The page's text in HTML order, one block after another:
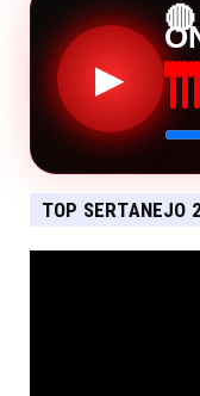
▶
TOP SERTANEJO